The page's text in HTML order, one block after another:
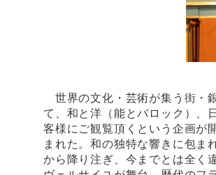
世界の文化・芸術が集う街・
て、和と洋（能とバロック）、
客様にご観覧頂くという企画が
まれた。和の独特な響きに包ま
から降り注ぎ、今までとは全く